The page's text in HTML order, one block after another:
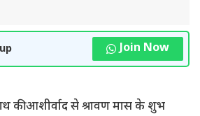
Join Now
की आशीर्वाद से श्रावण मास के शुभ